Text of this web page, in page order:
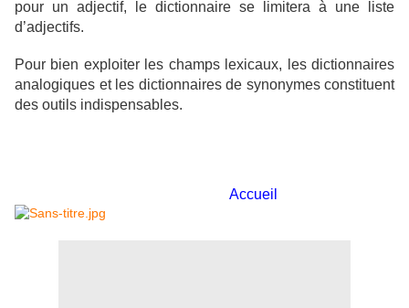
pour un adjectif, le dictionnaire se limitera à une liste
d’adjectifs.
Pour bien exploiter les champs lexicaux, les dictionnaires
analogiques et les dictionnaires de synonymes constituent
des outils indispensables.
Accueil